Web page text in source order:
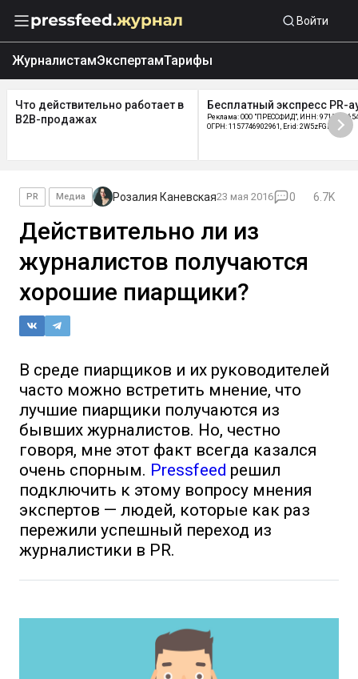
Войти
ЖурналистамЭкспертамТарифы
Что действительно работает в
B2B-продажах
Бесплатный экспресс PR-
Реклама: ООО "ПРЕССФИД", ИНН:
ОГРН: 1157746902961, Erid: 2W5zFGDycPz
PR Медиа Розалия Каневская23 мая 2016 0 6.7K
Действительно ли из
журналистов получаются
хорошие пиарщики?
В среде пиарщиков и их руководителей
часто можно встретить мнение, что
лучшие пиарщики получаются из
бывших журналистов. Но, честно
говоря, мне этот факт всегда казался
очень спорным. Pressfeed решил
подключить к этому вопросу мнения
экспертов — людей, которые как раз
пережили успешный переход из
журналистики в PR.